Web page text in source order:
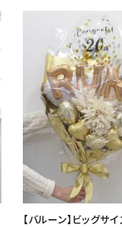
【バルーン】ビッグサ